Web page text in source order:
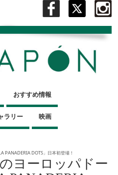
おすすめ情報
ラリー 映画
PANADERIA DOTS」日本初登場！
ヨーロッパドー